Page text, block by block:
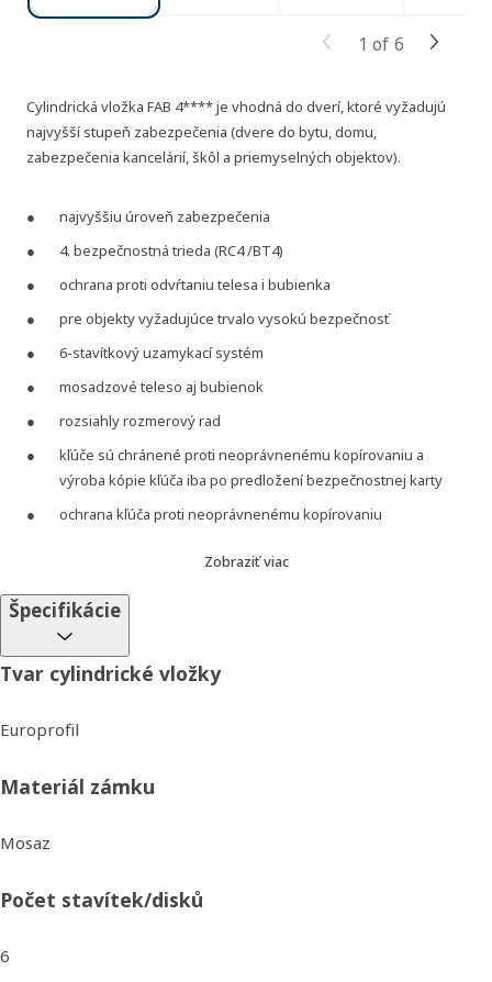
Cylindrická vložka FAB 4**** je vhodná do dverí, ktoré vyžadujú
najvyšší stupeň zabezpečenia (dvere do bytu, domu,
zabezpečenia kancelárií, škôl a priemyselných objektov).
najvyššiu úroveň zabezpečenia
4. bezpečnostná trieda (RC4 /BT4)
ochrana proti odvŕtaniu telesa i bubienka
pre objekty vyžadujúce trvalo vysokú bezpečnosť
6-stavítkový uzamykací systém
mosadzové teleso aj bubienok
rozsiahly rozmerový rad
kľúče sú chránené proti neoprávnenému kopírovaniu a
výroba kópie kľúča iba po predložení bezpečnostnej karty
ochrana kľúča proti neoprávnenému kopírovaniu
patentované paracentrické profily
certifikát NBÚ ČR
v balení dodávaných 5 ks kľúčov
Zobraziť viac
1 of 6
Špecifikácie
Tvar cylindrické vložky
Europrofil
Materiál zámku
Mosaz
Počet stavítek/disků
6